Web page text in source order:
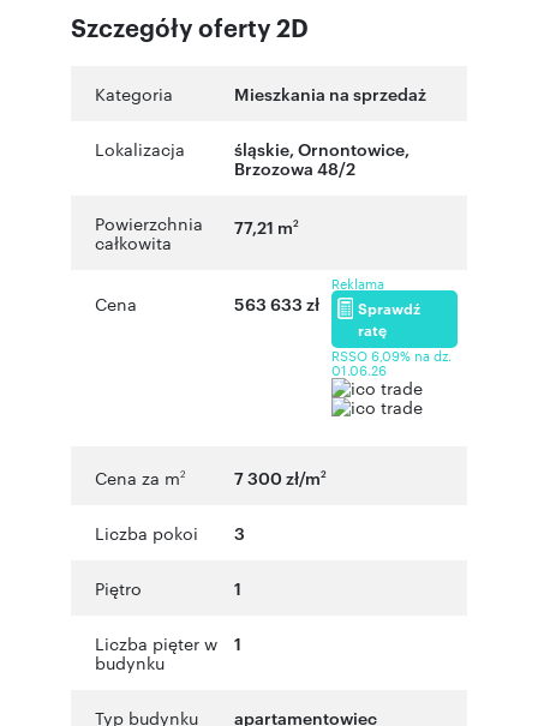
Szczegóły oferty 2D
Kategoria Mieszkania na sprzedaż
Lokalizacja śląskie, Ornontowice,
Brzozowa 48/2
Powierzchnia
całkowita
77,21 m2
Cena 563 633 zł
Reklama
Sprawdź
ratę
RSSO 6,09% na dz.
01.06.26
Cena za m2 7 300 zł/m2
Liczba pokoi 3
Piętro 1
Liczba pięter w
budynku
1
Typ budynku apartamentowiec